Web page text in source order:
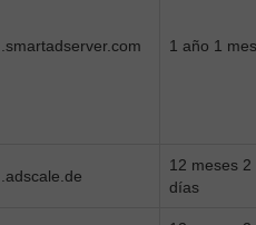
.smartadserver.com 1 año 1 mes
.adscale.de
12 meses 2
días